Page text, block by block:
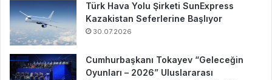
Türk Hava Yolu Şirketi SunExpress
Kazakistan Seferlerine Başlıyor
30.07.2026
Cumhurbaşkanı Tokayev “Geleceğin
Oyunları – 2026” Uluslararası